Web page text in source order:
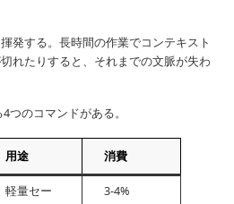
発する。長時間の作業でコンテキスト
れたりすると、それまでの文脈が失わ
つのコマンドがある。
用途 消費
軽量セー
3-4%